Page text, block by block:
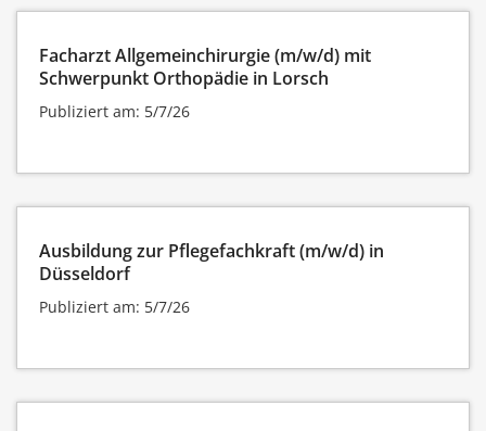
Facharzt Allgemeinchirurgie (m/w/d) mit
Schwerpunkt Orthopädie in Lorsch
Publiziert am: 5/7/26
Ausbildung zur Pflegefachkraft (m/w/d) in
Düsseldorf
Publiziert am: 5/7/26